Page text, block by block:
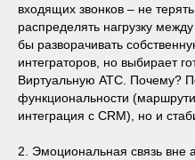
входящих звонков – не
распределять нагрузку
бы разворачивать
интеграторов, но выбирает
Виртуальную АТС. Почему?
функциональности
интеграция с CRM), но и
2. Эмоциональная связь вне